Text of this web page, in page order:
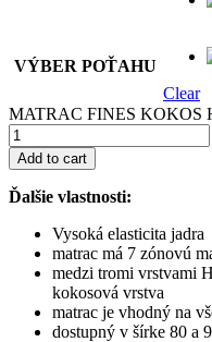
VÝBER POŤAHU
Clear
MATRAC FINES KOKOS
Add to cart
Ďalšie vlastnosti:
Vysoká elasticita jadra
matrac má 7 zónovú
medzi tromi vrstvami
kokosová vrstva
matrac je vhodný na
dostupný v šírke 80 a